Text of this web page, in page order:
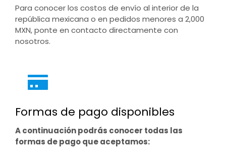
Para conocer los costos de envío al interior de la
república mexicana o en pedidos menores a 2,000
MXN, ponte en contacto directamente con
nosotros.
Formas de pago disponibles
A continuación podrás conocer todas las
formas de pago que aceptamos: